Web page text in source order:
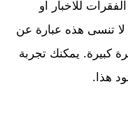
للاخبار او
لا تنسى هذه عبارة عن
كبيرة. يمكنك تجربة
هذا.